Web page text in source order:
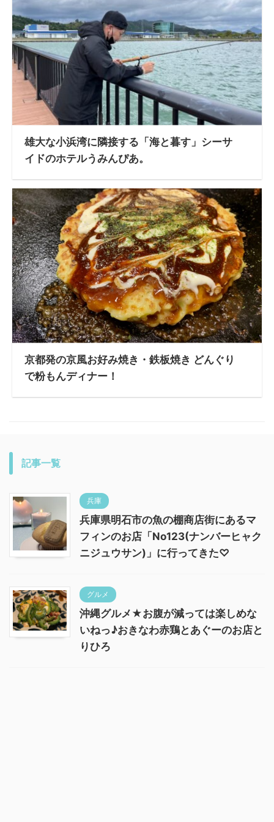
雄大な小浜湾に隣接する「海と暮す」シーサ
イドのホテルうみんぴあ。
京都発の京風お好み焼き・鉄板焼き どんぐり
で粉もんディナー！
記事一覧
兵庫
兵庫県明石市の魚の棚商店街にあるマ
フィンのお店「No123(ナンバーヒャク
ニジュウサン)」に行ってきた♡
グルメ
沖縄グルメ★お腹が減っては楽しめな
いねっ♪おきなわ赤鶏とあぐーのお店と
りひろ